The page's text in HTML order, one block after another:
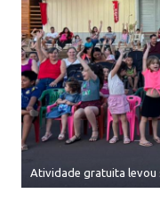
Atividade gratuita levou